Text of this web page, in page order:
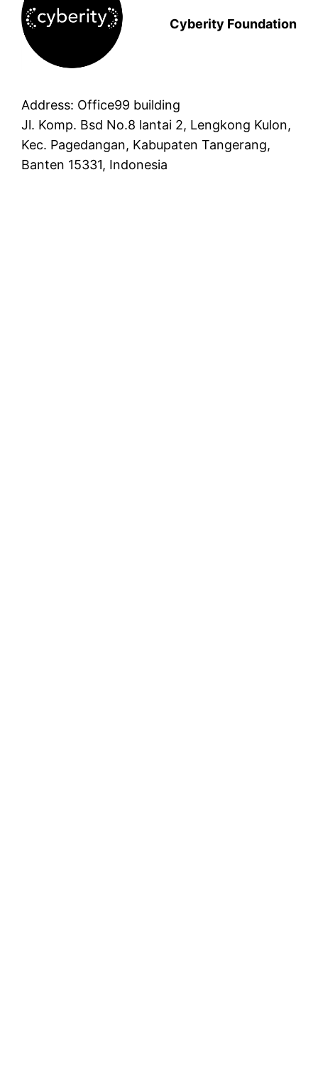
Cyberity Foundation
Address: Office99 building
Jl. Komp. Bsd No.8 lantai 2, Lengkong Kulon,
Kec. Pagedangan, Kabupaten Tangerang,
Banten 15331, Indonesia